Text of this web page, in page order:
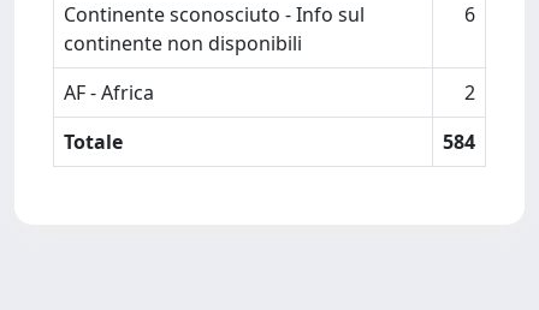
Continente sconosciuto - Info sul
continente non disponibili
6
AF - Africa
2
Totale
584